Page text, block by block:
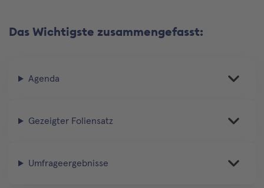
Das Wichtigste zusammengefasst:
Agenda
Gezeigter Foliensatz
Umfrageergebnisse